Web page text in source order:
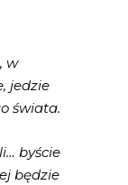
w
jedzie
świata.
byście
będzie